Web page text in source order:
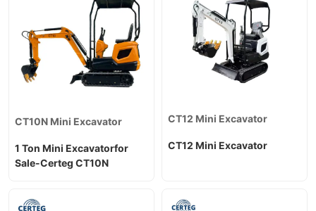
CT10N Mini Excavator
1 Ton Mini Excavatorfor
Sale-Certeg CT10N
CT12 Mini Excavator
CT12 Mini Excavator